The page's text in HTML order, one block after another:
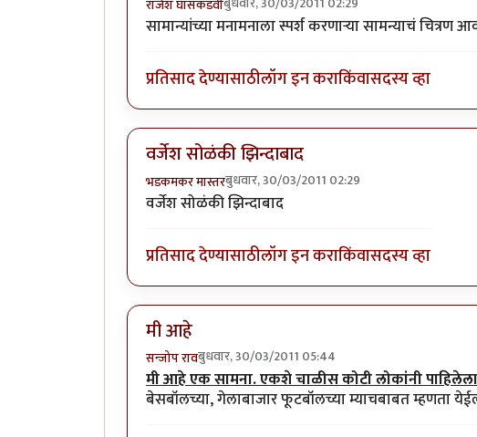
राजेश घासकडवी
सामान्यांच्या मनामनाला स्पर्श करणाऱ्या सामन्याचं
प्रतिसाद देण्यासाठीलॉग इन कराकिंवासदस्य व्हा
वर्जेश सोळंकी झिन्दाबाद
भडकमकर मास्तरबुधवार, 30/03/2011 02:29
वर्जेश सोळंकी झिन्दाबाद
प्रतिसाद देण्यासाठीलॉग इन कराकिंवासदस्य व्हा
मी आहे
सन्जोप रावबुधवार, 30/03/2011 05:44
मी आहे एक सामना. एकशे चाळीस कोटी लोकांनी
बेसबॉलच्या, गेलाबाजार फूटबॉलच्या म्याचबाबत म्हणता